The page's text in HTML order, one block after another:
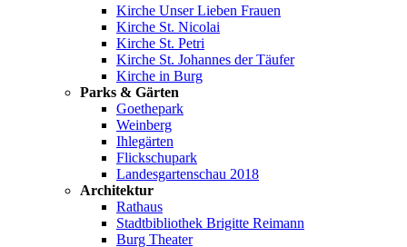
Kirche Unser Lieben Frauen
Kirche St. Nicolai
Kirche St. Petri
Kirche St. Johannes der Täufer
Kirche in Burg
Parks & Gärten
Goethepark
Weinberg
Ihlegärten
Flickschupark
Landesgartenschau 2018
Architektur
Rathaus
Stadtbibliothek Brigitte Reimann
Burg Theater